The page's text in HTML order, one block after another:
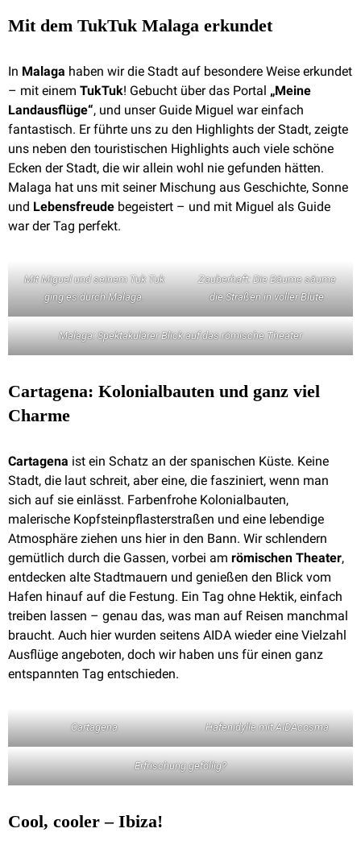
Mit dem TukTuk Malaga erkundet
In Malaga haben wir die Stadt auf besondere Weise erkundet
– mit einem TukTuk! Gebucht über das Portal „Meine
Landausflüge“, und unser Guide Miguel war einfach
fantastisch. Er führte uns zu den Highlights der Stadt, zeigte
uns neben den touristischen Highlights auch viele schöne
Ecken der Stadt, die wir allein wohl nie gefunden hätten.
Malaga hat uns mit seiner Mischung aus Geschichte, Sonne
und Lebensfreude begeistert – und mit Miguel als Guide
war der Tag perfekt.
Mit Miguel und seinem Tuk Tuk
ging es durch Malaga.
Zauberhaft: Die Bäume säume
die Straßen in voller Blüte
Malaga: Spektakulärer Blick auf das römische Theater
Cartagena: Kolonialbauten und ganz viel
Charme
Cartagena ist ein Schatz an der spanischen Küste. Keine
Stadt, die laut schreit, aber eine, die fasziniert, wenn man
sich auf sie einlässt. Farbenfrohe Kolonialbauten,
malerische Kopfsteinpflasterstraßen und eine lebendige
Atmosphäre ziehen uns hier in den Bann. Wir schlendern
gemütlich durch die Gassen, vorbei am römischen Theater,
entdecken alte Stadtmauern und genießen den Blick vom
Hafen hinauf auf die Festung. Ein Tag ohne Hektik, einfach
treiben lassen – genau das, was man auf Reisen manchmal
braucht. Auch hier wurden seitens AIDA wieder eine Vielzahl
Ausflüge angeboten, doch wir haben uns für einen ganz
entspannten Tag entschieden.
Cartagena Hafenidylle mit AIDAcosma
Erfrischung geföllig?
Cool, cooler – Ibiza!